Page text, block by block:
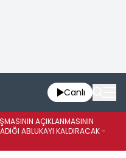
Canlı
AÇIKLANMASININ
ABLUKAYI KALDIRACAK -